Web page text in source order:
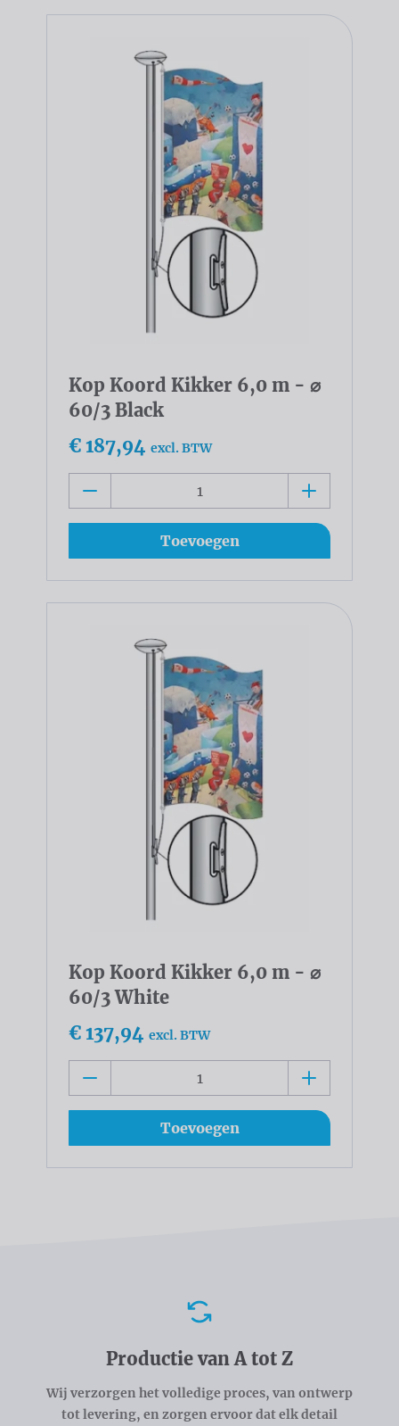
Kop Koord Kikker 6,0 m - ⌀
60/3 Black
€ 187,94 excl. BTW
Toevoegen
Kop Koord Kikker 6,0 m - ⌀
60/3 White
€ 137,94 excl. BTW
Toevoegen
Productie van A tot Z
Wij verzorgen het volledige proces, van ontwerp
tot levering, en zorgen ervoor dat elk detail